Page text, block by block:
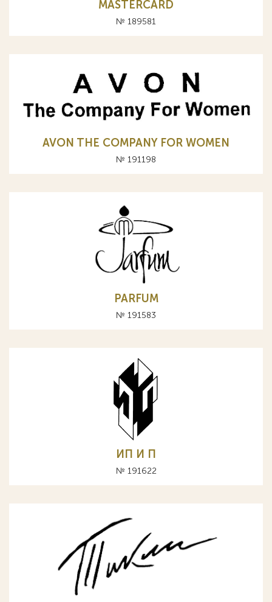
MASTERCARD
№ 189581
AVON THE COMPANY FOR WOMEN
№ 191198
PARFUM
№ 191583
ИП И П
№ 191622